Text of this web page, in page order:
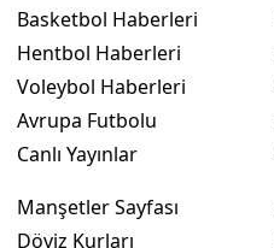
Basketbol Haberleri
Hentbol Haberleri
Voleybol Haberleri
Avrupa Futbolu
Canlı Yayınlar
Manşetler Sayfası
Döviz Kurları